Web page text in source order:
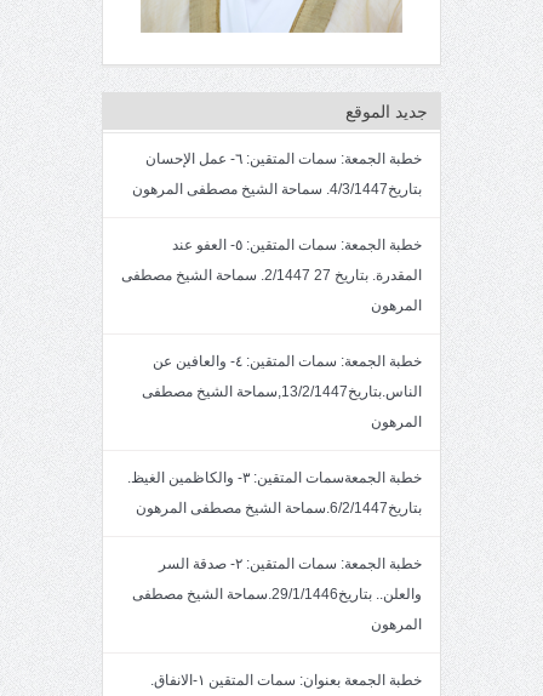
جديد الموقع
خطبة الجمعة: سمات المتقين: ٦- عمل الإحسان
بتاريخ4/3/1447. سماحة الشيخ مصطفى المرهون
خطبة الجمعة: سمات المتقين: ٥- العفو عند
المقدرة. بتاريخ 27 2/1447. سماحة الشيخ مصطفى
المرهون
خطبة الجمعة: سمات المتقين: ٤- والعافين عن
الناس.بتاريخ13/2/1447,سماحة الشيخ مصطفى
المرهون
خطبة الجمعةسمات المتقين: ٣- والكاظمين الغيظ.
بتاريخ6/2/1447.سماحة الشيخ مصطفى المرهون
خطبة الجمعة: سمات المتقين: ٢- صدقة السر
والعلن.. بتاريخ29/1/1446.سماحة الشيخ مصطفى
المرهون
خطبة الجمعة بعنوان: سمات المتقين ١-الانفاق.